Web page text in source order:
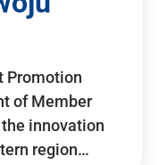
Promotion
of Member
innovation
region…